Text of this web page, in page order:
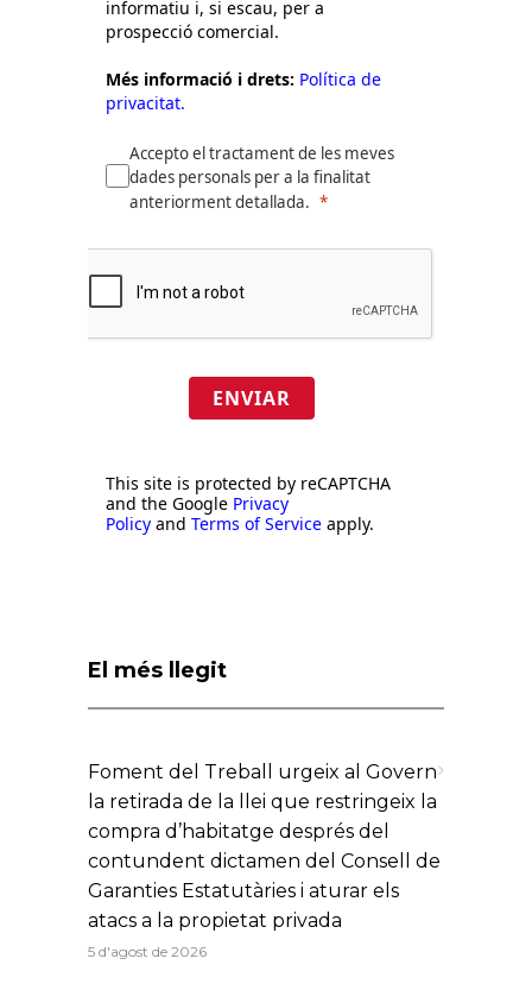
informatiu i, si escau, per a
prospecció comercial.
Més informació i drets: Política de
privacitat.
Accepto el tractament de les meves
dades personals per a la finalitat
anteriorment detallada.
ENVIAR
This site is protected by reCAPTCHA
and the Google Privacy
Policy and Terms of Service apply.
El més llegit
Foment del Treball urgeix al Govern
la retirada de la llei que restringeix la
compra d’habitatge després del
contundent dictamen del Consell de
Garanties Estatutàries i aturar els
atacs a la propietat privada
5 d'agost de 2026